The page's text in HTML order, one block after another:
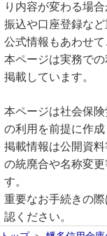
り内容が変わる場合
振込や口座登録な
公式情報もあわせて
本ページは実務で
掲載しています。
本ページは社会保
の利用を前提に作成
掲載情報は公開資
の統廃合や名称変
す。
重要なお手続きの
認ください。